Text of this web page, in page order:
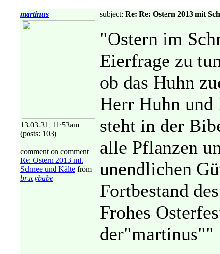
martinus
13-03-31, 11:53am
(posts: 103)
comment on comment
Re: Ostern 2013 mit
Schnee und Kälte from
brucybabe
subject: Re: Re: Ostern 2013 mit
"Ostern im
Eierfrage zu
ob das Huhn
Herr Huhn und
steht in der
alle Pflanzen
unendlichen
Fortbestand
Frohes
der"martinus""